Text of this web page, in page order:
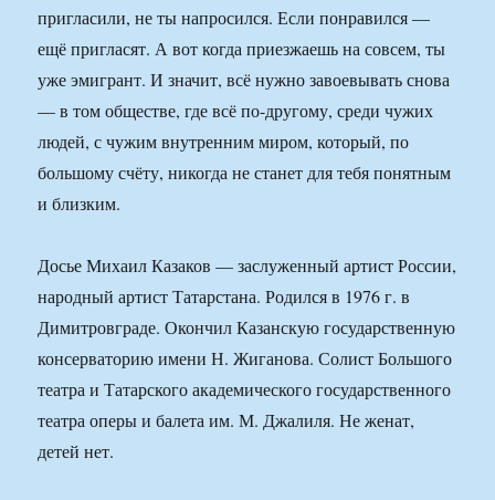
пригласили, не ты напросился. Если понравился —
ещё пригласят. А вот когда приезжаешь на совсем, ты
уже эмигрант. И значит, всё нужно завоевывать снова
— в том обществе, где всё по-другому, среди чужих
людей, с чужим внутренним миром, который, по
большому счёту, никогда не станет для тебя понятным
и близким.
Досье Михаил Казаков — заслуженный артист России,
народный артист Татарстана. Родился в 1976 г. в
Димитровграде. Окончил Казанскую государственную
консерваторию имени Н. Жиганова. Солист Большого
театра и Татарского академического государственного
театра оперы и балета им. М. Джалиля. Не женат,
детей нет.